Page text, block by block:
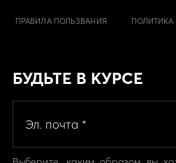
ПРАВИЛА ПОЛЬЗВАНИЯ
БУДЬТЕ В КУРСЕ